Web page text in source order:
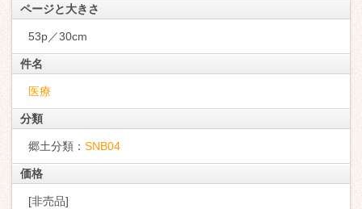
ページと大きさ
53p／30cm
件名
医療
分類
郷土分類： SNB04
価格
[非売品]